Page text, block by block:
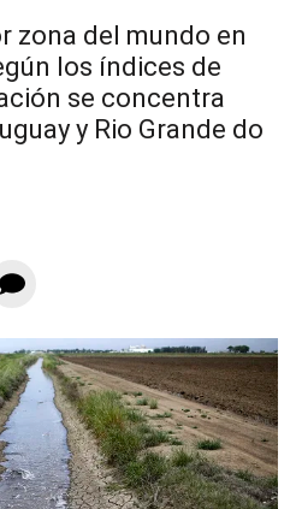
zona del mundo en
los índices de
se concentra
y Rio Grande do